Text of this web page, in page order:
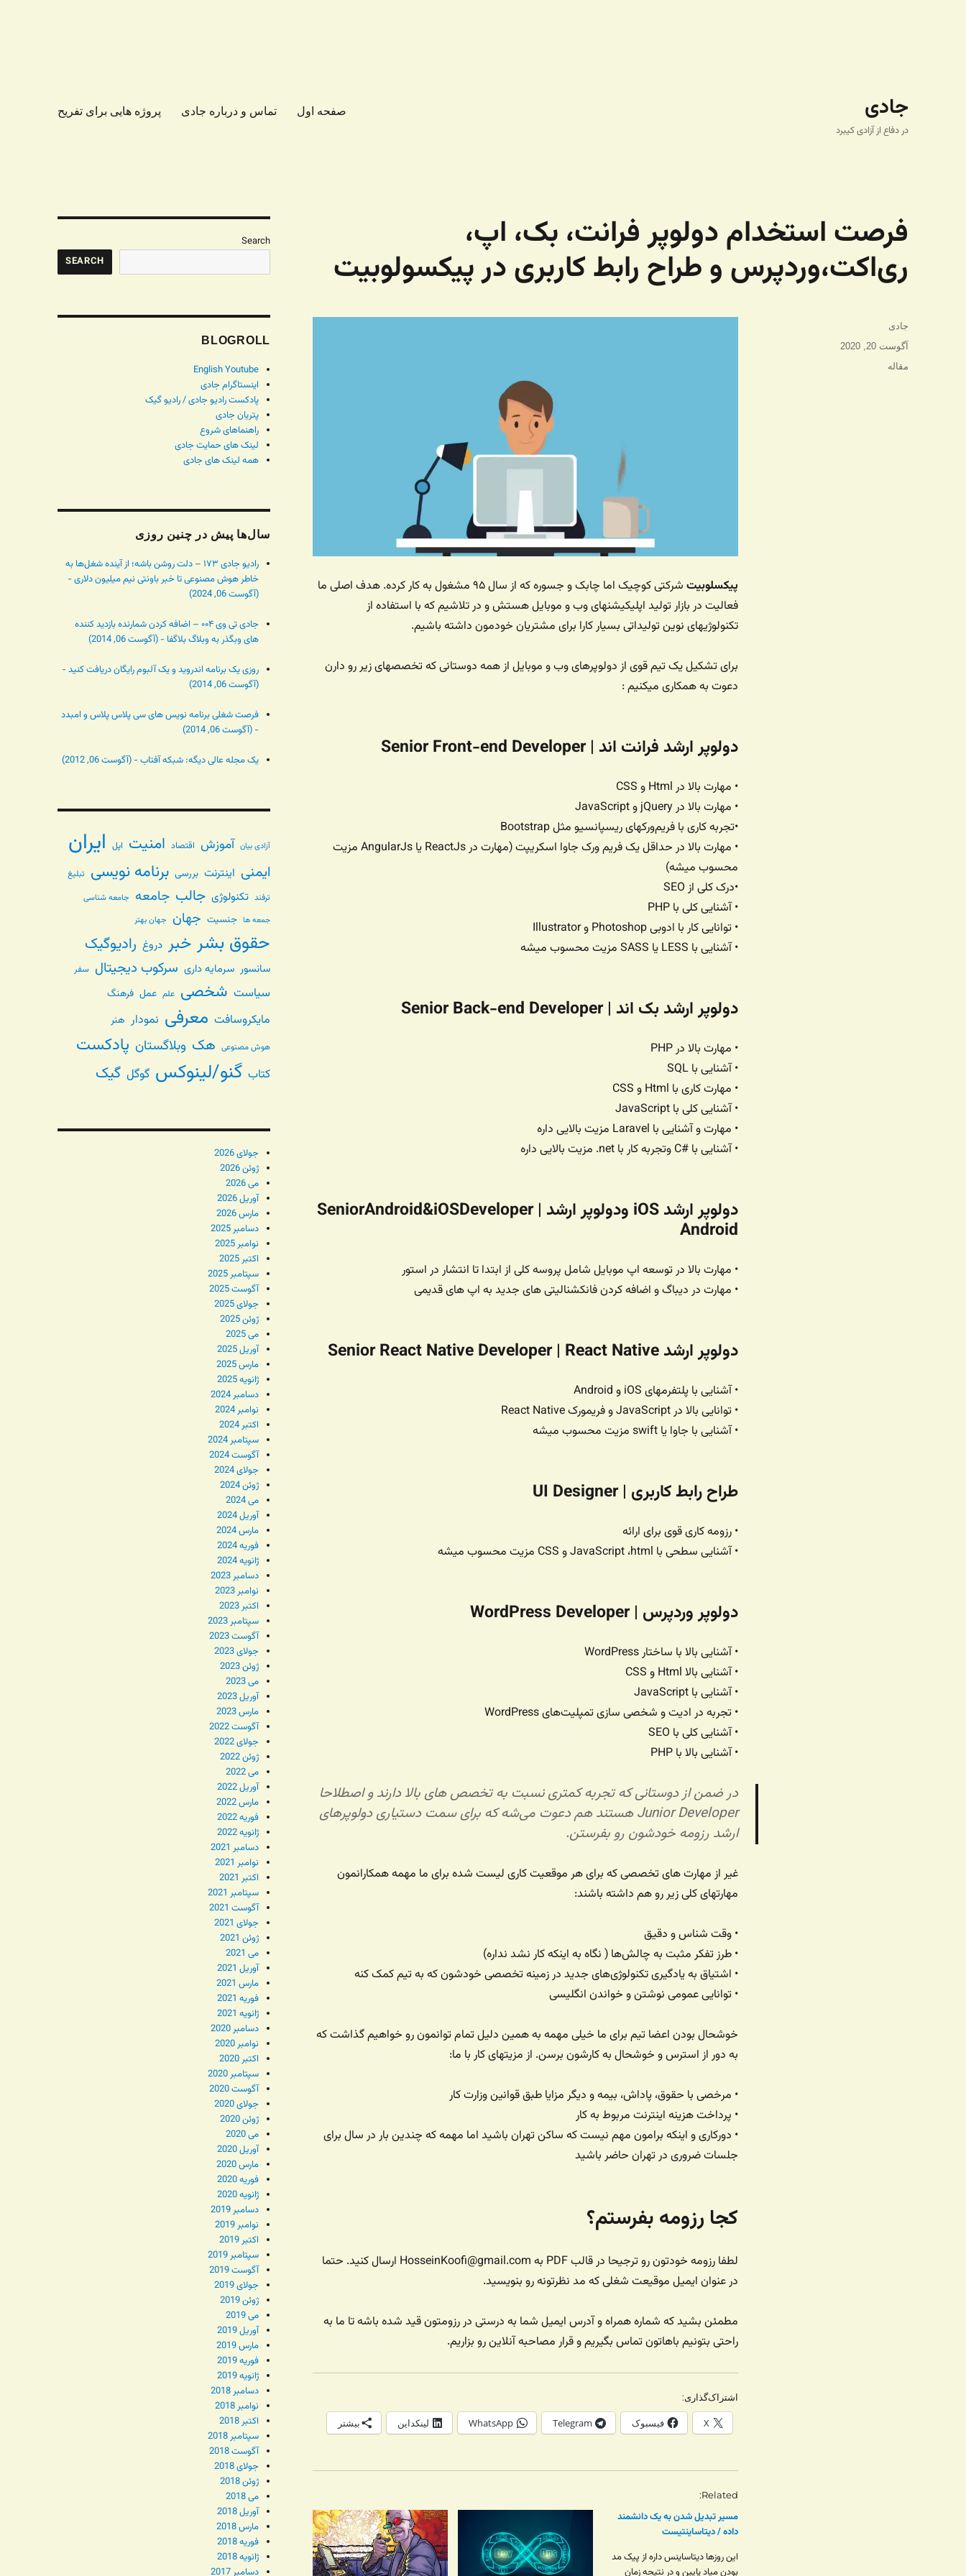
جادی
در دفاع از آزادی کیبرد
صفحه اول تماس و درباره جادی پروژه هایی برای تفریح
فرصت استخدام دولوپر فرانت، بک، اپ،
ری‌اکت،‌وردپرس و طراح رابط کاربری در پیکسولوبیت
پیکسلوبیت
شرکتی کوچیک اما چابک و جسوره که از سال ٩۵ مشغول به کار کرده. هدف اصلی ما
فعالیت در بازار تولید اپلیکیشنهای وب و موبایل هستش و در تلاشیم که با استفاده از
تکنولوژیهای نوین تولیداتی بسیار کارا برای مشتریان خودمون داشته باشیم.
برای تشکیل یک تیم قوی از دولوپرهای وب و موبایل از همه دوستانی که تخصصهای زیر رو دارن
دعوت به همکاری میکنیم :
دولوپر ارشد فرانت اند | Senior Front-end Developer
• مهارت بالا در Html و CSS
• مهارت بالا در jQuery و JavaScript
•تجربه کاری با فریم‌ورکهای ریسپانسیو مثل Bootstrap
• مهارت بالا در حداقل یک فریم ورک جاوا اسکریپت (مهارت در ReactJs یا AngularJs مزیت
محسوب میشه)
•درک کلی از SEO
• آشنایی کلی با PHP
• توانایی کار با ادوبی Photoshop و Illustrator
• آشنایی با LESS یا SASS مزیت محسوب میشه
دولوپر ارشد بک اند | Senior Back-end Developer
• مهارت بالا در PHP
• آشنایی با SQL
• مهارت کاری با Html و CSS
• آشنایی کلی با JavaScript
• مهارت و آشنایی با Laravel مزیت بالایی داره
• آشنایی با #C وتجربه کار با net. مزیت بالایی داره
دولوپر ارشد iOS ودولوپر ارشد SeniorAndroid&iOSDeveloper |
Android
• مهارت بالا در توسعه اپ موبایل شامل پروسه کلی از ابتدا تا انتشار در استور
• مهارت در دیباگ و اضافه کردن فانکشنالیتی های جدید به اپ های قدیمی
دولوپر ارشد Senior React Native Developer | React Native
• آشنایی با پلتفرمهای iOS و Android
• توانایی بالا در JavaScript و فریمورک React Native
• آشنایی با جاوا یا swift مزیت محسوب میشه
طراح رابط کاربری | UI Designer
• رزومه کاری قوی برای ارائه
• آشنایی سطحی با JavaScript ،html و CSS مزیت محسوب میشه
دولوپر وردپرس | WordPress Developer
• آشنایی بالا با ساختار WordPress
• آشنایی بالا Html و CSS
• آشنایی با JavaScript
• تجربه در ادیت و شخصی سازی تمپلیت‌های WordPress
• آشنایی کلی با SEO
• آشنایی بالا با PHP
در ضمن از دوستانی که تجربه کمتری نسبت به تخصص های بالا دارند و اصطلاحا
Junior Developer هستند هم دعوت می‌شه که برای سمت دستیاری دولوپرهای
ارشد رزومه خودشون رو بفرستن.
غیر از مهارت های تخصصی که برای هر موقعیت کاری لیست شده برای ما مهمه همکارانمون
مهارتهای کلی زیر رو هم داشته باشند:
• وقت شناس و دقیق
• طرز تفکر مثبت به چالش‌ها ( نگاه به اینکه کار نشد نداره)
• اشتیاق به یادگیری تکنولوژی‌های جدید در زمینه تخصصی خودشون که به تیم کمک کنه
• توانایی عمومی نوشتن و خواندن انگلیسی
خوشحال بودن اعضا تیم برای ما خیلی مهمه به همین دلیل تمام توانمون رو خواهیم گذاشت که
به دور از استرس و خوشحال به کارشون برسن. از مزیتهای کار با ما:
• مرخصی با حقوق، پاداش، بیمه و دیگر مزایا طبق قوانین وزارت کار
• پرداخت هزینه اینترنت مربوط به کار
• دورکاری و اینکه برامون مهم نیست که ساکن تهران باشید اما مهمه که چندین بار در سال برای
جلسات ضروری در تهران حاضر باشید
کجا رزومه بفرستم؟
لطفا رزومه خودتون رو ترجیحا در قالب PDF به HosseinKoofi@gmail.com ارسال کنید. حتما
در عنوان ایمیل موقیعت شغلی که مد نظرتونه رو بنویسید.
مطمئن بشید که شماره همراه و آدرس ایمیل شما به درستی در رزومتون قید شده باشه تا ما به
راحتی بتونیم باهاتون تماس بگیریم و قرار مصاحبه آنلاین رو بزاریم.
اشتراک‌گذاری:
X فیسبوک Telegram
WhatsApp لینکداین بیشتر
Related
مسیر تبدیل شدن به یک دانشمند
داده / دیتاساینتیست
این روزها دیتاساینس داره از پیک مد
بودن میاد پایین و در نتیجه زمان
نویسنده
جادی
ارسال
شده
آگوست 20, 2020
دسته‌ها
مقاله
Search
SEARCH
BLOGROLL
English Youtube
اینستاگرام جادی
پادکست رادیو جادی / رادیو گیک
پتریان جادی
راهنماهای شروع
لینک های حمایت جادی
همه لینک های جادی
سال‌ها پیش در چنین روزی
رادیو جادی ۱۷۳ – دلت روشن باشه؛ از آینده شغل‌ها به
خاطر هوش مصنوعی تا خبر باونتی نیم میلیون دلاری -
(آگوست 06, 2024)
جادی تی وی ۰۰۴ – اضافه کردن شمارنده بازدید کننده
های وبگذر به وبلاگ بلاگفا - (آگوست 06, 2014)
روزی یک برنامه اندروید و یک آلبوم رایگان دریافت کنید -
(آگوست 06, 2014)
فرصت شغلی برنامه نویس های سی پلاس پلاس و امبدد
- (آگوست 06, 2014)
یک مجله عالی دیگه: شبکه آفتاب - (آگوست 06, 2012)
آزادی بیان آموزش اقتصاد امنیت اپل ایران
ایمنی اینترنت بررسی برنامه نویسی تبلیغ
ترفند تکنولوژی جالب جامعه جامعه شناسی
جمعه ها جنسیت جهان جهان بهتر
حقوق بشر خبر دروغ رادیوگیک
سانسور سرمایه داری سرکوب دیجیتال سفر
سیاست شخصی علم عمل فرهنگ
مایکروسافت معرفی نمودار هنر
هوش مصنوعی هک وبلاگستان پادکست
کتاب گنو/لینوکس گوگل گیک
جولای 2026
ژوئن 2026
می 2026
آوریل 2026
مارس 2026
دسامبر 2025
نوامبر 2025
اکتبر 2025
سپتامبر 2025
آگوست 2025
جولای 2025
ژوئن 2025
می 2025
آوریل 2025
مارس 2025
ژانویه 2025
دسامبر 2024
نوامبر 2024
اکتبر 2024
سپتامبر 2024
آگوست 2024
جولای 2024
ژوئن 2024
می 2024
آوریل 2024
مارس 2024
فوریه 2024
ژانویه 2024
دسامبر 2023
نوامبر 2023
اکتبر 2023
سپتامبر 2023
آگوست 2023
جولای 2023
ژوئن 2023
می 2023
آوریل 2023
مارس 2023
آگوست 2022
جولای 2022
ژوئن 2022
می 2022
آوریل 2022
مارس 2022
فوریه 2022
ژانویه 2022
دسامبر 2021
نوامبر 2021
اکتبر 2021
سپتامبر 2021
آگوست 2021
جولای 2021
ژوئن 2021
می 2021
آوریل 2021
مارس 2021
فوریه 2021
ژانویه 2021
دسامبر 2020
نوامبر 2020
اکتبر 2020
سپتامبر 2020
آگوست 2020
جولای 2020
ژوئن 2020
می 2020
آوریل 2020
مارس 2020
فوریه 2020
ژانویه 2020
دسامبر 2019
نوامبر 2019
اکتبر 2019
سپتامبر 2019
آگوست 2019
جولای 2019
ژوئن 2019
می 2019
آوریل 2019
مارس 2019
فوریه 2019
ژانویه 2019
دسامبر 2018
نوامبر 2018
اکتبر 2018
سپتامبر 2018
آگوست 2018
جولای 2018
ژوئن 2018
می 2018
آوریل 2018
مارس 2018
فوریه 2018
ژانویه 2018
دسامبر 2017